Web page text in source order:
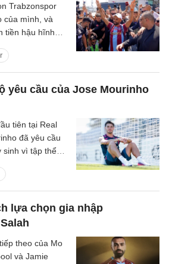
Trabzonspor
của mình, và
tiền hậu hĩnh
yêu cầu của Jose Mourinho
tiên tại Real
đã yêu cầu
sinh vì tập thể
lựa chọn gia nhập
theo của Mo
và Jamie